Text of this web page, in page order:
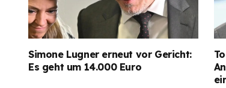
Simone Lugner erneut vor Gericht:
Es geht um 14.000 Euro